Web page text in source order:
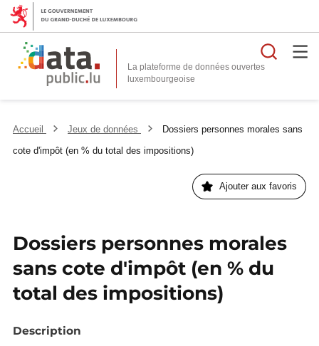
La plateforme de données ouvertes
Accueil Jeux de données
Dossiers personnes morales sans
cote d'impôt (en % du total des impositions)
Ajouter aux favoris
Dossiers personnes morales
sans cote d'impôt (en % du
total des impositions)
Description